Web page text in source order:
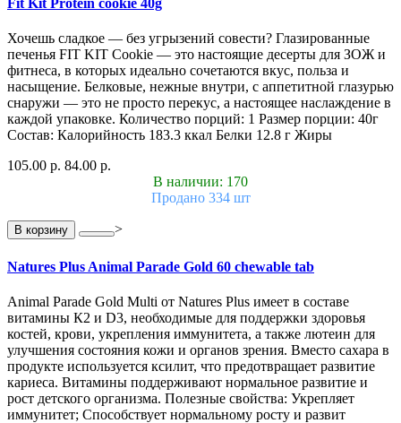
Fit Kit Protein cookie 40g
Хочешь сладкое — без угрызений совести? Глазированные
печенья FIT KIT Cookie — это настоящие десерты для ЗОЖ и
фитнеса, в которых идеально сочетаются вкус, польза и
насыщение. Белковые, нежные внутри, с аппетитной глазурью
снаружи — это не просто перекус, а настоящее наслаждение в
каждой упаковке. Количество порций: 1 Размер порции: 40г
Состав: Калорийность 183.3 ккал Белки 12.8 г Жиры
105.00 р. 84.00 р.
В наличии: 170
Продано 334 шт
В корзину >
Natures Plus Animal Parade Gold 60 chewable tab
Animal Parade Gold Multi от Natures Plus имеет в составе
витамины К2 и D3, необходимые для поддержки здоровья
костей, крови, укрепления иммунитета, а также лютеин для
улучшения состояния кожи и органов зрения. Вместо сахара в
продукте используется ксилит, что предотвращает развитие
кариеса. Витамины поддерживают нормальное развитие и
рост детского организма. Полезные свойства: Укрепляет
иммунитет; Способствует нормальному росту и развит